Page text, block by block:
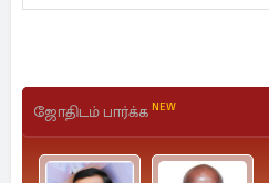
ஜோதிடம் பார்க்க NEW